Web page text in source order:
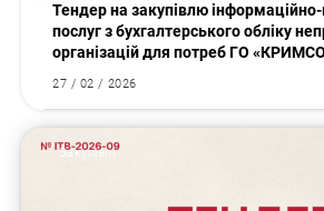
Тендер на закупівлю
послуг з бухгалтерського обліку
організацій для потреб ГО
27 / 02 / 2026
Закупівлі